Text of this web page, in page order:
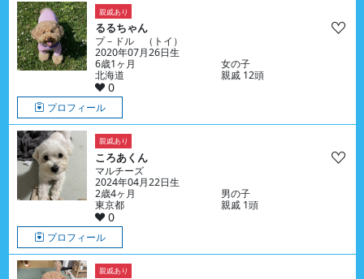
親戚あり
るるちゃん
プ－ドル （トイ）
2020年07月26日生
6歳1ヶ月
女の子
北海道
親戚 12頭
0
プロフィール
親戚あり
ころあくん
マルチーズ
2024年04月22日生
2歳4ヶ月
男の子
東京都
親戚 1頭
0
プロフィール
親戚あり